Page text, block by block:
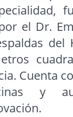
el Dr.
del
Cuenta
y